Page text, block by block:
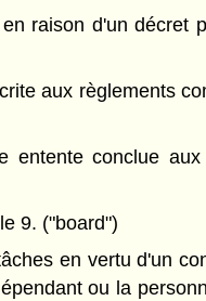
raison d'un décret
aux règlements
conclue
9. ("board")
en vertu d'un
ou la